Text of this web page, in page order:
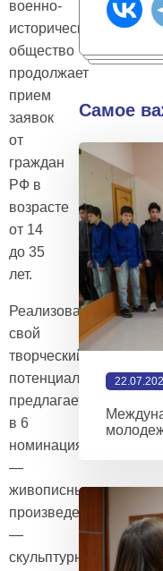
военно-
историческое
общество
продолжает
прием
заявок
от
граждан
РФ в
возрасте
от 14
до 35
лет.
Реализовать
свой
творческий
потенциал
предлагается
в 6
номинациях:
—
живописные
произведения;
—
скульптурные
Самое